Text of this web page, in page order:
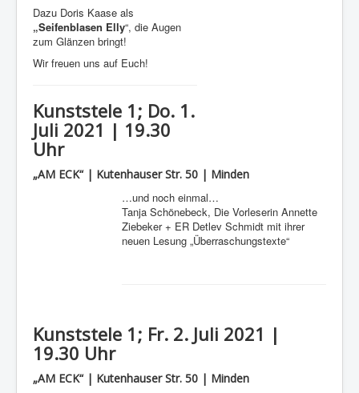
Dazu Doris Kaase als
„Seifenblasen Elly“, die Augen
zum Glänzen bringt!
Wir freuen uns auf Euch!
Kunststele 1; Do. 1.
Juli 2021 | 19.30
Uhr
„AM ECK“ | Kutenhauser Str. 50 | Minden
…und noch einmal…
Tanja Schönebeck, Die Vorleserin Annette
Ziebeker + ER Detlev Schmidt mit ihrer
neuen Lesung „Überraschungstexte“
Kunststele 1; Fr. 2. Juli 2021 |
19.30 Uhr
„AM ECK“ | Kutenhauser Str. 50 | Minden